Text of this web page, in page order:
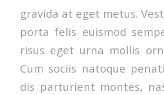
gravida at eget metus.
porta felis euismod
risus eget urna mollis
Cum sociis natoque
dis parturient montes,